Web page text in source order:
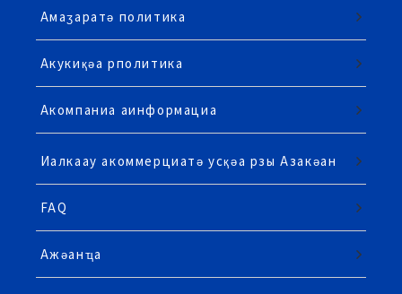
Амаӡаратә политика
Акукиқәа рполитика
Акомпаниа аинформациа
Иалкаау акоммерциатә усқәа рзы Азакәан
FAQ
Ажәанҵа